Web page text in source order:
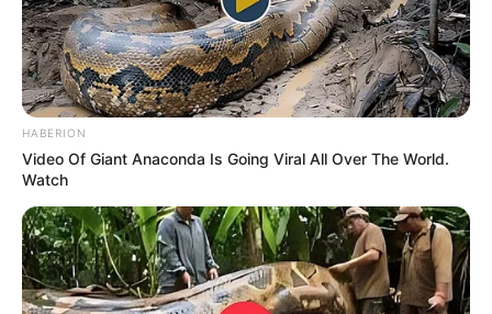
Pronostic PMU presse du quinté ou tuyau
du jour (la suite)
Le Progrès de Lyon : 5 – 9 – 1 – 8 – 6 – 3 – 2 – 7
Le Quotidien de la Réunion : 4 – 5 – 9 – 3 – 2 – 1 – 6 – 7
Le Télégramme de Brest : 5 – 4 – 9 – 6 – 2 – 7 – 8 – 12
Midi-Libre : 9 – 2 – 5 – 7 – 4 – 3 – 1 – 8
Nice Matin : 2 – 5 – 9 – 7 – 3 – 8 – 4 – 1
Nve. Rep. Centre-Ouest : 5 – 8 – 9 – 7 – 4 – 2 – 3 – 6
Ouest-France : 5 – 4 – 9 – 8 – 1 – 3 – 2 – 7
HABERION
Video Of Giant Anaconda Is Going Viral All Over The World.
Watch